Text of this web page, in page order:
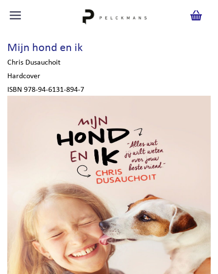
Mijn hond en ik
Chris Dusauchoit
Hardcover
ISBN 978-94-6131-894-7